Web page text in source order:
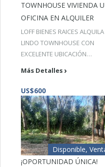
TOWNHOUSE VIVIENDA U
OFICINA EN ALQUILER
LOFF BIENES RAICES ALQUILA
LINDO TOWNHOUSE CON
EXCELENTE UBICACIÓN…
Más Detalles
US$600
Disponible,
¡OPORTUNIDAD ÚNICA!